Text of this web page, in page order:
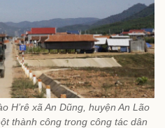
H’rê xã An Dũng, huyện An Lão
thành công trong công tác dân